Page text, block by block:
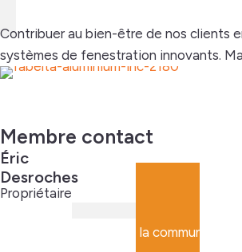
Contribuer au bien-être de nos clients
systèmes de fenestration innovants.
Membre contact
Éric
Desroches
Propriétaire
Faites partie de la communauté